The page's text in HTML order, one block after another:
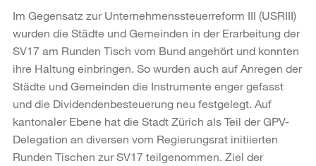
Im Gegensatz zur Unternehmenssteuerreform III (USRIII)
wurden die Städte und Gemeinden in der Erarbeitung der
SV17 am Runden Tisch vom Bund angehört und konnten
ihre Haltung einbringen. So wurden auch auf Anregen der
Städte und Gemeinden die Instrumente enger gefasst
und die Dividendenbesteuerung neu festgelegt. Auf
kantonaler Ebene hat die Stadt Zürich als Teil der GPV-
Delegation an diversen vom Regierungsrat initiierten
Runden Tischen zur SV17 teilgenommen. Ziel der